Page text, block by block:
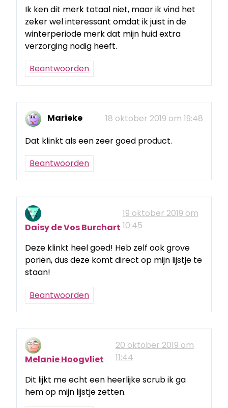
Ik ken dit merk totaal niet, maar ik vind het
zeker wel interessant omdat ik juist in de
winterperiode merk dat mijn huid extra
verzorging nodig heeft.
Beantwoorden
Marieke
18 oktober 2019 om 19:48
Dat klinkt als een zeer goed product.
Beantwoorden
Daisy de Vos Burchart
19 oktober 2019 om
10:45
Deze klinkt heel goed! Heb zelf ook grove
poriën, dus deze komt direct op mijn lijstje te
staan!
Beantwoorden
Melanie Hoogvliet
20 oktober 2019 om
11:44
Dit lijkt me echt een heerlijke scrub ik ga
hem op mijn lijstje zetten.